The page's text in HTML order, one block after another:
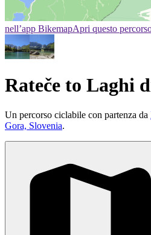
nell’app BikemapApri questo
Rateče to Laghi
Un percorso ciclabile con partenza da
Gora, Slovenia.